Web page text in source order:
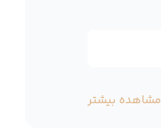
مشاهده بیشتر